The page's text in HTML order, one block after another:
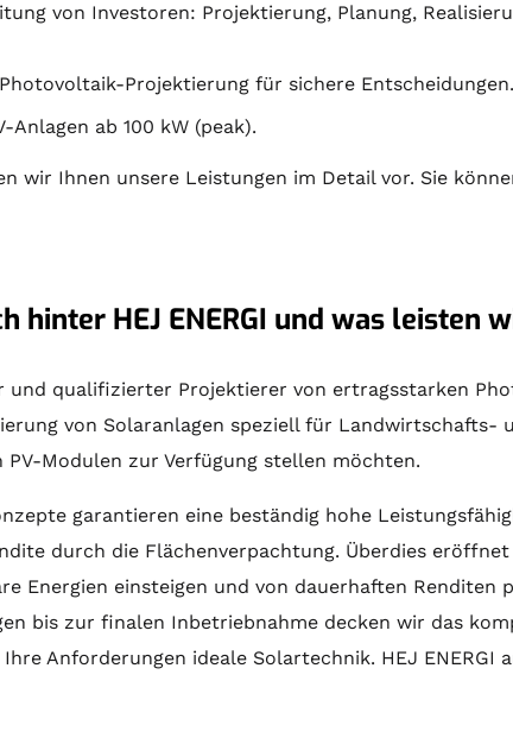
von Investoren: Projektierung, Planung,
Projektierung für sichere Entscheidungen.
Anlagen ab 100 kW (peak).
wir Ihnen unsere Leistungen im Detail vor. Sie
hinter HEJ ENERGI und was leisten
und qualifizierter Projektierer von ertragsstarken
von Solaranlagen speziell für Landwirtschafts-
Modulen zur Verfügung stellen möchten.
garantieren eine beständig hohe
durch die Flächenverpachtung. Überdies
Energien einsteigen und von dauerhaften Renditen
bis zur finalen Inbetriebnahme decken wir das
Anforderungen ideale Solartechnik. HEJ